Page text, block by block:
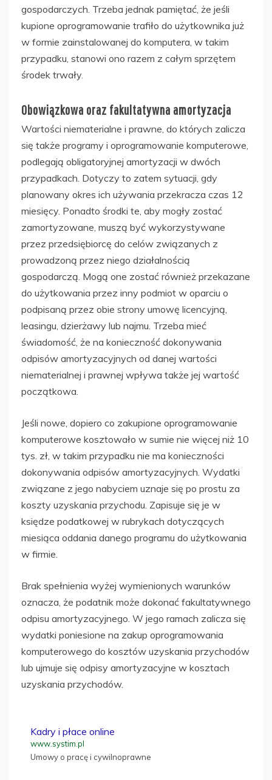
gospodarczych. Trzeba jednak pamiętać, że jeśli
kupione oprogramowanie trafiło do użytkownika już
w formie zainstalowanej do komputera, w takim
przypadku, stanowi ono razem z całym sprzętem
środek trwały.
Obowiązkowa oraz fakultatywna amortyzacja
Wartości niematerialne i prawne, do których zalicza
się także programy i oprogramowanie komputerowe,
podlegają obligatoryjnej amortyzacji w dwóch
przypadkach. Dotyczy to zatem sytuacji, gdy
planowany okres ich używania przekracza czas 12
miesięcy. Ponadto środki te, aby mogły zostać
zamortyzowane, muszą być wykorzystywane
przez przedsiębiorcę do celów związanych z
prowadzoną przez niego działalnością
gospodarczą. Mogą one zostać również przekazane
do użytkowania przez inny podmiot w oparciu o
podpisaną przez obie strony umowę licencyjną,
leasingu, dzierżawy lub najmu. Trzeba mieć
świadomość, że na konieczność dokonywania
odpisów amortyzacyjnych od danej wartości
niematerialnej i prawnej wpływa także jej wartość
początkowa.
Jeśli nowe, dopiero co zakupione oprogramowanie
komputerowe kosztowało w sumie nie więcej niż 10
tys. zł, w takim przypadku nie ma konieczności
dokonywania odpisów amortyzacyjnych. Wydatki
związane z jego nabyciem uznaje się po prostu za
koszty uzyskania przychodu. Zapisuje się je w
księdze podatkowej w rubrykach dotyczących
miesiąca oddania danego programu do użytkowania
w firmie.
Brak spełnienia wyżej wymienionych warunków
oznacza, że podatnik może dokonać fakultatywnego
odpisu amortyzacyjnego. W jego ramach zalicza się
wydatki poniesione na zakup oprogramowania
komputerowego do kosztów uzyskania przychodów
lub ujmuje się odpisy amortyzacyjne w kosztach
uzyskania przychodów.
Kadry i płace online
www.systim.pl
Umowy o pracę i cywilnoprawne